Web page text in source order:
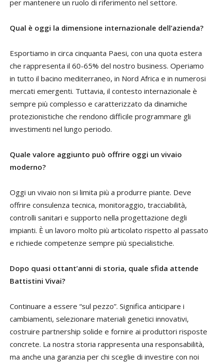
per mantenere un ruolo di riferimento nel settore.
Qual è oggi la dimensione internazionale dell’azienda?
Esportiamo in circa cinquanta Paesi, con una quota estera
che rappresenta il 60-65% del nostro business. Operiamo
in tutto il bacino mediterraneo, in Nord Africa e in numerosi
mercati emergenti. Tuttavia, il contesto internazionale è
sempre più complesso e caratterizzato da dinamiche
protezionistiche che rendono difficile programmare gli
investimenti nel lungo periodo.
Quale valore aggiunto può offrire oggi un vivaio
moderno?
Oggi un vivaio non si limita più a produrre piante. Deve
offrire consulenza tecnica, monitoraggio, tracciabilità,
controlli sanitari e supporto nella progettazione degli
impianti. È un lavoro molto più articolato rispetto al passato
e richiede competenze sempre più specialistiche.
Dopo quasi ottant’anni di storia, quale sfida attende
Battistini Vivai?
Continuare a essere “sul pezzo”. Significa anticipare i
cambiamenti, selezionare materiali genetici innovativi,
costruire partnership solide e fornire ai produttori risposte
concrete. La nostra storia rappresenta una responsabilità,
ma anche una garanzia per chi sceglie di investire con noi